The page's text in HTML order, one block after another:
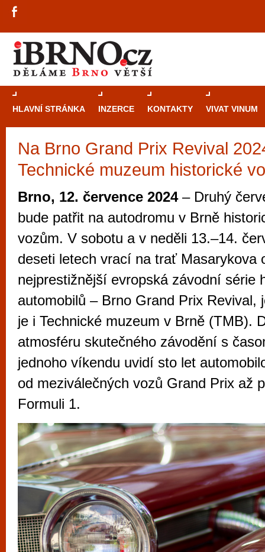
HLAVNÍ STRÁNKA INZERCE KONTAKTY VIVAT VINUM
Na Brno Grand Prix Revival
Technické muzeum historické
Brno, 12. července 2024– Druhý
bude patřit na autodromu v Brně
vozům. V sobotu a v neděli 13.–14.
deseti letech vrací na trať Masarykova
nejprestižnější evropská závodní série
automobilů – Brno Grand Prix Revival,
je i Technické muzeum v Brně (TMB).
atmosféru skutečného závodění s
jednoho víkendu uvidí sto let
od meziválečných vozů Grand Prix až
Formuli 1.
Průvodce
Brně: Od
Brno je
zajímavé
restaurace,
Mimo jiné je ale také místem, kde si
vyzkoušet různé kasinové hry. V
metropoli naleznete širokou nabídku her
po moderní automaty jak pro pravidelné
příležitostné hráče. V...